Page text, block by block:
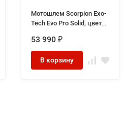
Мотошлем Scorpion Exo-
Tech Evo Pro Solid, цвет
53 990 ₽
В корзину